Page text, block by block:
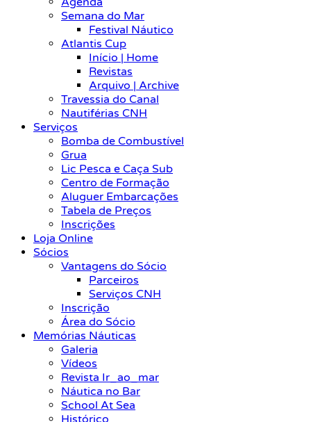
Semana do Mar
Festival Náutico
Atlantis Cup
Início | Home
Revistas
Arquivo | Archive
Travessia do Canal
Nautiférias CNH
Serviços
Bomba de Combustível
Grua
Lic Pesca e Caça Sub
Centro de Formação
Aluguer Embarcações
Tabela de Preços
Inscrições
Loja Online
Sócios
Vantagens do Sócio
Parceiros
Serviços CNH
Inscrição
Área do Sócio
Memórias Náuticas
Galeria
Vídeos
Revista Ir_ao_mar
Náutica no Bar
School At Sea
Histórico